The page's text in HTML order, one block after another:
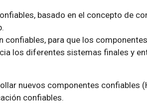
basado en el concepto de
confiables, para que los
los diferentes sistemas finales y
nuevos componentes confiables
confiables.